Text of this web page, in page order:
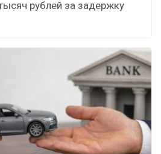
рублей за задержку